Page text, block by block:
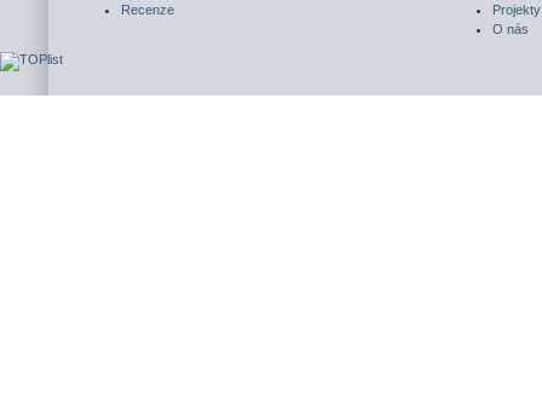
Recenze
Projekty
O nás